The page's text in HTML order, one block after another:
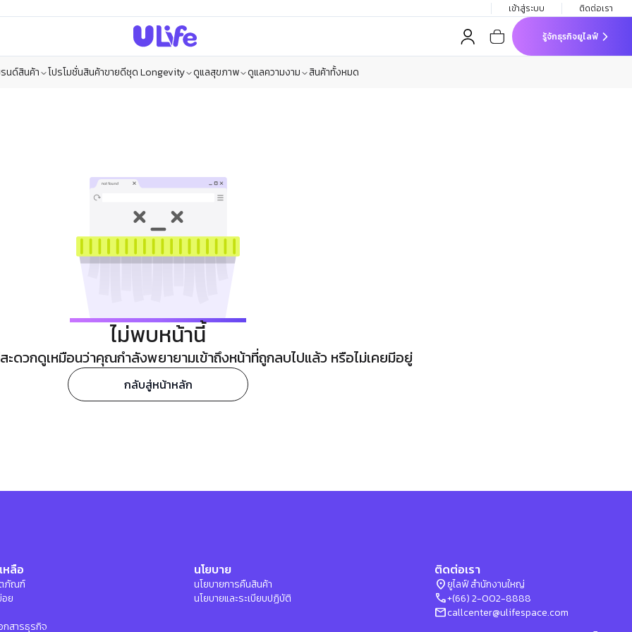
เข้าสู่ระบบ ติดต่อเรา
รู้จักธุรกิจยูไลฟ์
นด์สินค้า โปรโมชั่นสินค้าขายดีชุด Longevity ดูแลสุขภาพ ดูแลความงาม สินค้าทั้งหมด
ไม่พบหน้านี้
ะดวกดูเหมือนว่าคุณกำลังพยายามเข้าถึงหน้าที่ถูกลบไปแล้ว หรือไม่เคยมีอยู่
กลับสู่หน้าหลัก
หลือ
ภัณฑ์
ย
กสารธุรกิจ
นโยบาย
นโยบายการคืนสินค้า
นโยบายและระเบียบปฏิบัติ
ติดต่อเรา
location_onยูไลฟ์ สำนักงานใหญ่
phone+(66) 2-002-8888
mailcallcenter@ulifespace.com